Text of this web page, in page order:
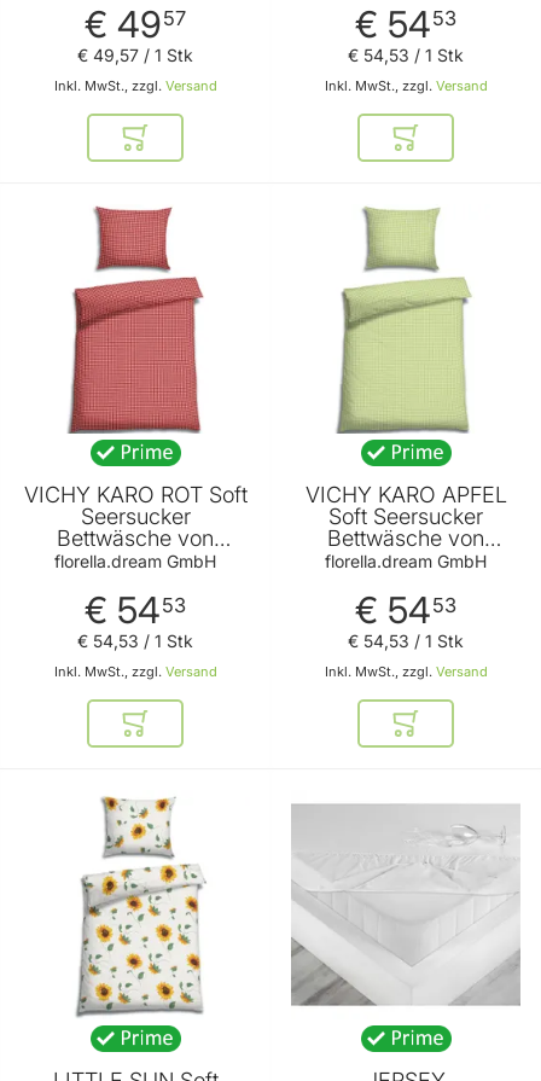
€ 4957
Inkl. MwSt., zzgl. Versand
€ 49,57 / 1 Stk
In den Warenkorb
€ 5453
Inkl. MwSt., zzgl. Versand
€ 54,53 / 1 Stk
In den
VICHY KARO ROT Soft
Seersucker
Bettwäsche von
FLORELLA
florella.dream GmbH
€ 5453
Inkl. MwSt., zzgl. Versand
€ 54,53 / 1 Stk
In den Warenkorb
VICHY KARO APFEL
Soft Seersucker
Bettwäsche von
FLORELLA
florella.dream GmbH
€ 5453
Inkl. MwSt., zzgl. Versand
€ 54,53 / 1 Stk
In den